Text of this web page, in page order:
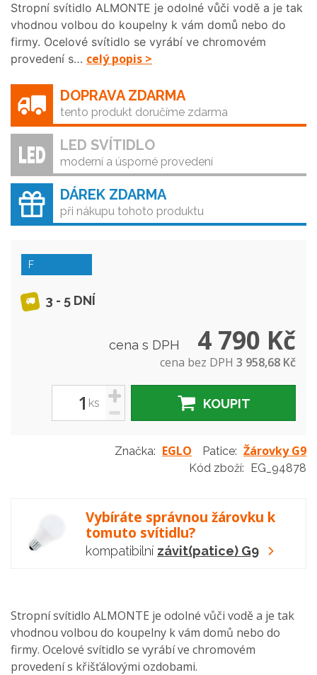
Stropní svítidlo ALMONTE je odolné vůči vodě a je tak
vhodnou volbou do koupelny k vám domů nebo do
firmy. Ocelové svítidlo se vyrábí ve chromovém
provedení s… celý popis >
DOPRAVA ZDARMA
tento produkt doručíme zdarma
LED SVÍTIDLO
moderní a úsporné provedení
DÁREK ZDARMA
při nákupu tohoto produktu
F
3 - 5 DNÍ
cena s DPH 4 790 Kč
cena bez DPH 3 958,68 Kč
ks
+
-
KOUPIT
Značka: EGLO Patice: Žárovky G9
Kód zboží: EG_94878
Vybíráte správnou žárovku k
tomuto svítidlu?
kompatibilní závit(patice) G9
Stropní svítidlo ALMONTE je odolné vůči vodě a je tak
vhodnou volbou do koupelny k vám domů nebo do
firmy. Ocelové svítidlo se vyrábí ve chromovém
provedení s křišťálovými ozdobami.